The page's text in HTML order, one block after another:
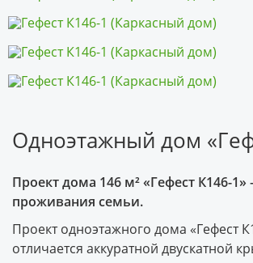
Одноэтажный дом
Проект дома 146 м² «Гефест К146-
проживания семьи.
Проект одноэтажного дома «Гефест
отличается аккуратной